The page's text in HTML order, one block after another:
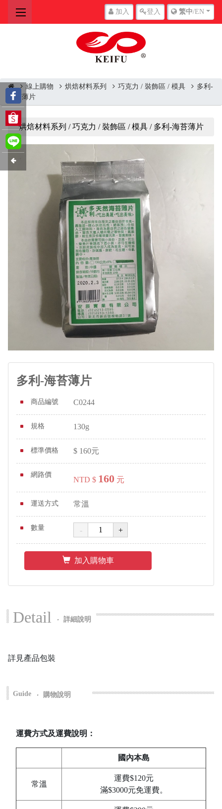
加入 登入 繁中/EN
線上購物 烘焙材料系列 巧克力 / 裝飾區 / 模具
多利-
海苔薄片
烘焙材料系列 / 巧克力 / 裝飾區 / 模具 / 多利-海苔薄片
多利-海苔薄片
商品編號 C0244
規格 130g
標準價格 $ 160元
網路價
NTD $ 160 元
運送方式 常溫
數量
加入購物車
Detail ‧ 詳細說明
詳見產品包裝
Guide ‧ 購物說明
運費方式及運費說明：
國內本島
常溫
運費$120元
滿$3000元免運費。